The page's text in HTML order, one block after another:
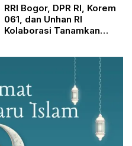
RRI Bogor, DPR RI, Korem
061, dan Unhan RI
Kolaborasi Tanamkan